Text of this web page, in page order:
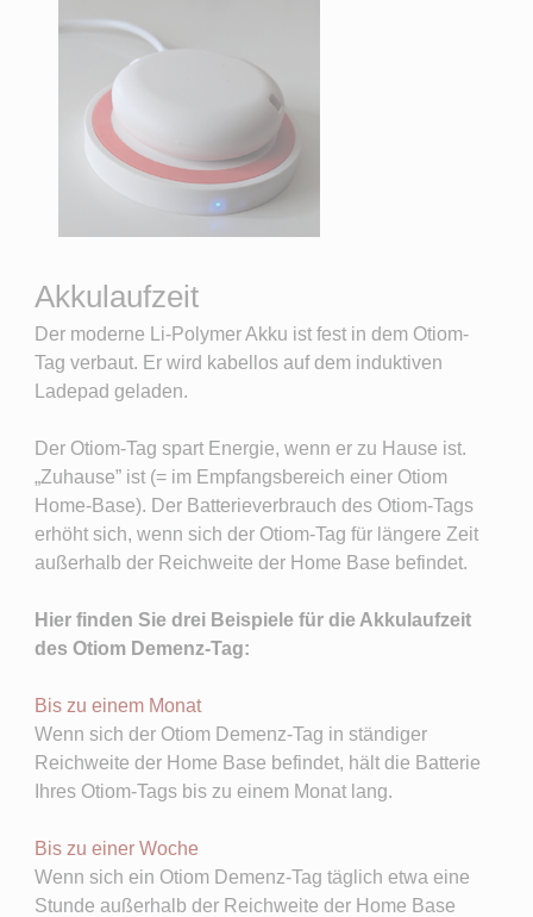
Akkulaufzeit
Der moderne Li-Polymer Akku ist fest in dem Otiom-
Tag verbaut. Er wird kabellos auf dem induktiven
Ladepad geladen.
Der Otiom-Tag spart Energie, wenn er zu Hause ist.
„Zuhause” ist (= im Empfangsbereich einer Otiom
Home-Base). Der Batterieverbrauch des Otiom-Tags
erhöht sich, wenn sich der Otiom-Tag für längere Zeit
außerhalb der Reichweite der Home Base befindet.
Hier finden Sie drei Beispiele für die Akkulaufzeit
des Otiom Demenz-Tag:
Bis zu einem Monat
Wenn sich der Otiom Demenz-Tag in ständiger
Reichweite der Home Base befindet, hält die Batterie
Ihres Otiom-Tags bis zu einem Monat lang.
Bis zu einer Woche
Wenn sich ein Otiom Demenz-Tag täglich etwa eine
Stunde außerhalb der Reichweite der Home Base